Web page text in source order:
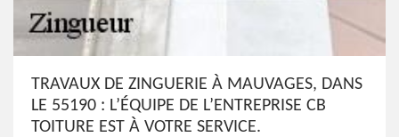
TRAVAUX DE ZINGUERIE À MAUVAGES, DANS
LE 55190 : L’ÉQUIPE DE L’ENTREPRISE CB
TOITURE EST À VOTRE SERVICE.